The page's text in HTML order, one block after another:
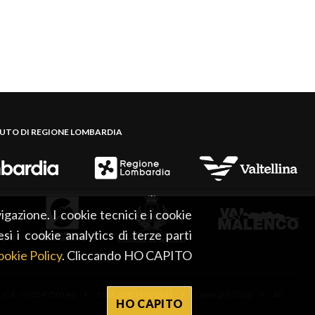
I cookie tecnici e i cookie
i cookie analytics di terze parti
Policy. Cliccando HO CAPITO
HO CAPITO
DI REGIONE LOMBARDIA